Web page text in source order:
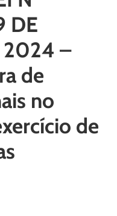
DE
2024 –
de
no
de